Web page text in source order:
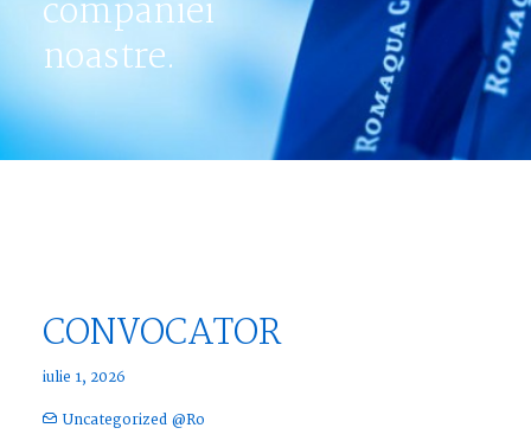
companiei
noastre.
CONVOCATOR
iulie 1, 2026
Uncategorized @ro